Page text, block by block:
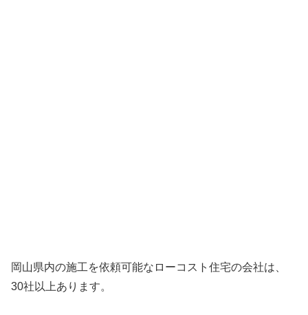
岡山県内の施工を依頼可能なローコスト住宅の会社は、
30社以上あります。